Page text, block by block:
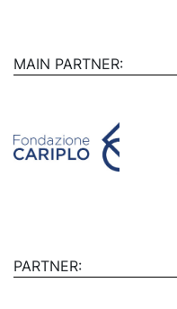
MAIN PARTNER:
PARTNER: